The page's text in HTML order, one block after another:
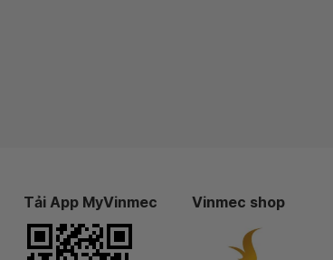
Tải App MyVinmec Vinmec shop